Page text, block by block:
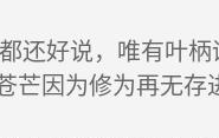
还好说，唯有叶柄
芒因为修为再无存